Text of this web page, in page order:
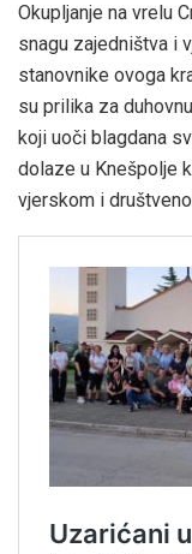
Okupljanje na vrelu
snagu zajedništva i
stanovnike ovoga
su prilika za
koji uoči blagdana
dolaze u Knešpolje
vjerskom i